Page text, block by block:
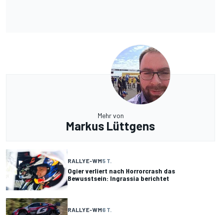
Mehr von
Markus Lüttgens
RALLYE-WM5 T.
Ogier verliert nach Horrorcrash das
Bewusstsein: Ingrassia berichtet
RALLYE-WM6 T.